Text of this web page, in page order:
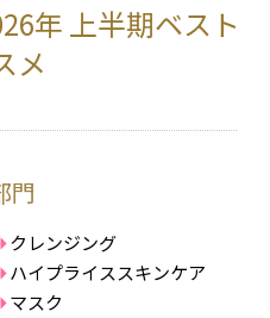
年 上半期ベスト
メ
門
クレンジング
ハイプライススキンケア
マスク